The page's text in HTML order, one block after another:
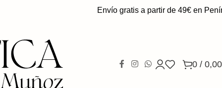
Envío gratis a partir de 49€ en Península.
0 / 0,00